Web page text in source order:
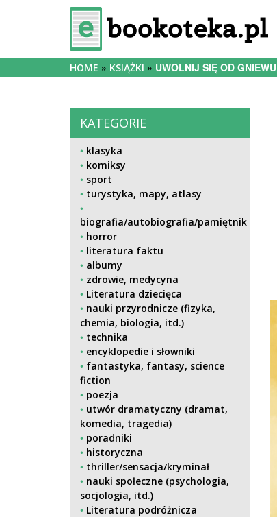
HOME KSIĄŻKI UWOLNIJ SIĘ OD GNIEWU
KATEGORIE
klasyka
komiksy
sport
turystyka, mapy, atlasy
biografia/autobiografia/pamiętnik
horror
literatura faktu
albumy
zdrowie, medycyna
Literatura dziecięca
nauki przyrodnicze (fizyka,
chemia, biologia, itd.)
technika
encyklopedie i słowniki
fantastyka, fantasy, science
fiction
poezja
utwór dramatyczny (dramat,
komedia, tragedia)
poradniki
historyczna
thriller/sensacja/kryminał
nauki społeczne (psychologia,
socjologia, itd.)
Literatura podróżnicza